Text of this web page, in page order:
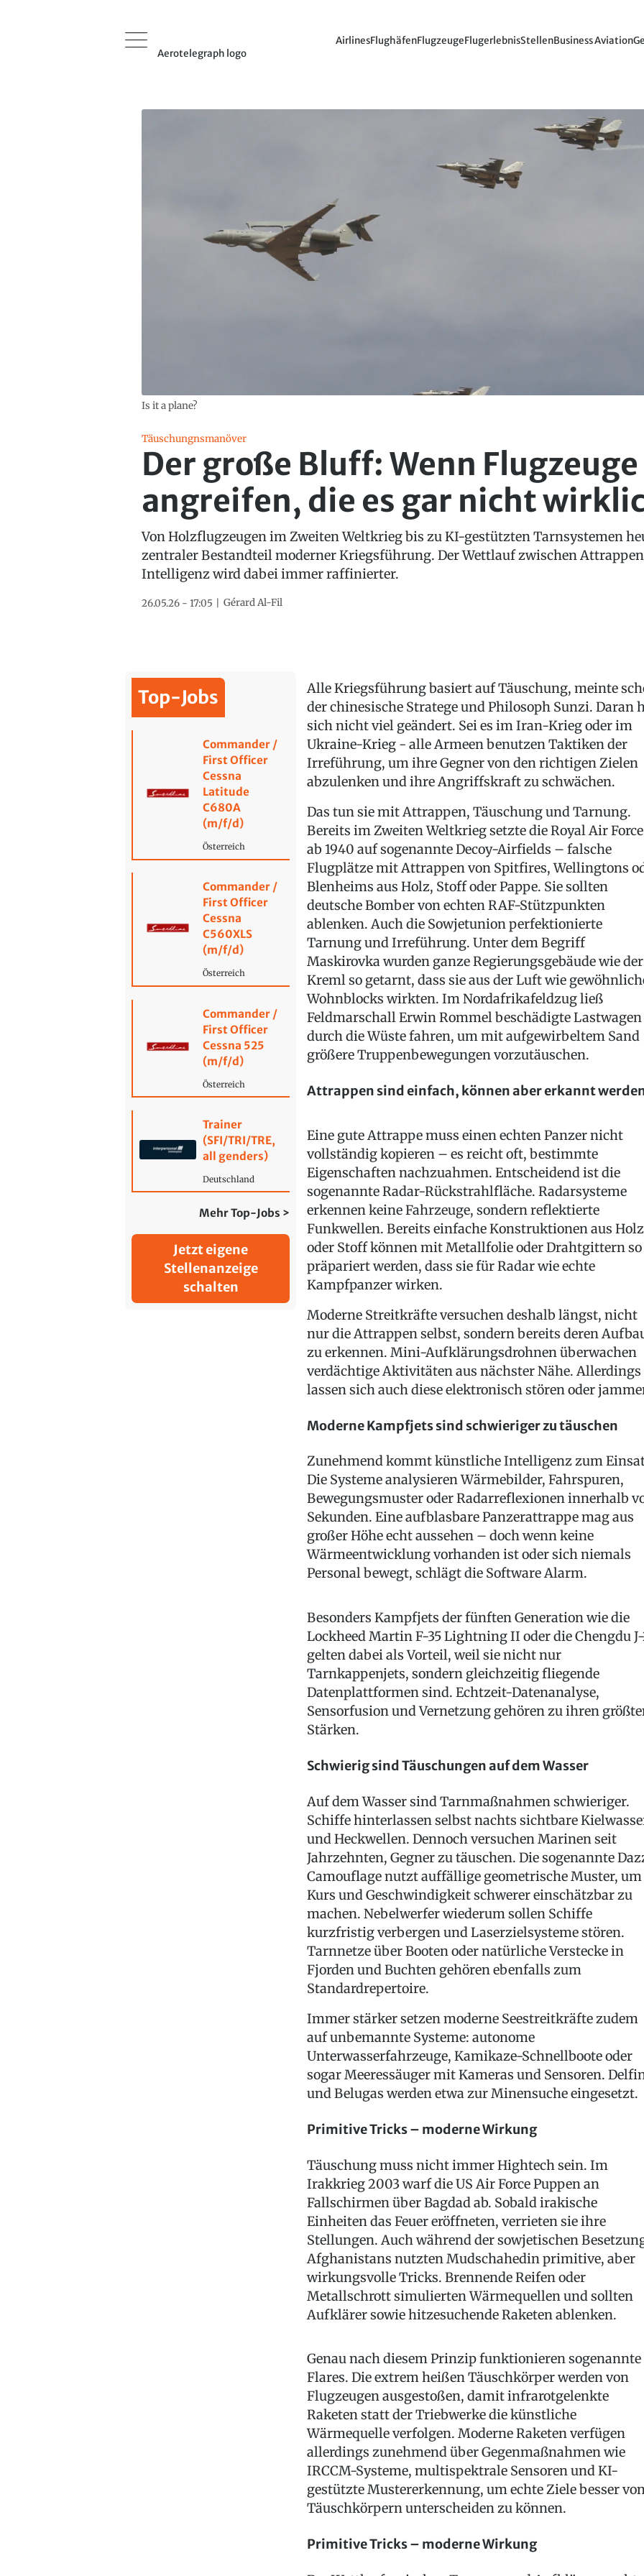
Aerotelegraph logo
AirlinesFlughäfenFlugzeugeFlugerlebnisStellenBusiness Aviation
Is it a plane?
Täuschungnsmanöver
Der große Bluff: Wenn
angreifen, die es gar nicht
Von Holzflugzeugen im Zweiten Weltkrieg bis zu KI-gestützten Tarnsystemen
zentraler Bestandteil moderner Kriegsführung. Der Wettlauf zwischen
Intelligenz wird dabei immer raffinierter.
26.05.26 - 17:05 Gérard Al-Fil
Top-Jobs
Commander /
First Officer
Cessna
Latitude
C680A
(m/f/d)
Österreich
Commander /
First Officer
Cessna
C560XLS
(m/f/d)
Österreich
Commander /
First Officer
Cessna 525
(m/f/d)
Österreich
Trainer
(SFI/TRI/TRE,
all genders)
Deutschland
Mehr Top-Jobs >
Jetzt eigene
Stellenanzeige
schalten
Alle Kriegsführung basiert auf Täuschung, meinte
der chinesische Stratege und Philosoph Sunzi. Daran
sich nicht viel geändert. Sei es im Iran-Krieg oder im
Ukraine-Krieg - alle Armeen benutzen Taktiken der
Irreführung, um ihre Gegner von den richtigen Zielen
abzulenken und ihre Angriffskraft zu schwächen.
Das tun sie mit Attrappen, Täuschung und Tarnung.
Bereits im Zweiten Weltkrieg setzte die Royal Air Force
ab 1940 auf sogenannte Decoy-Airfields – falsche
Flugplätze mit Attrappen von Spitfires, Wellingtons
Blenheims aus Holz, Stoff oder Pappe. Sie sollten
deutsche Bomber von echten RAF-Stützpunkten
ablenken. Auch die Sowjetunion perfektionierte
Tarnung und Irreführung. Unter dem Begriff
Maskirovka wurden ganze Regierungsgebäude wie der
Kreml so getarnt, dass sie aus der Luft wie
Wohnblocks wirkten. Im Nordafrikafeldzug ließ
Feldmarschall Erwin Rommel beschädigte Lastwagen
durch die Wüste fahren, um mit aufgewirbeltem Sand
größere Truppenbewegungen vorzutäuschen.
Attrappen sind einfach, können aber erkannt
Eine gute Attrappe muss einen echten Panzer nicht
vollständig kopieren – es reicht oft, bestimmte
Eigenschaften nachzuahmen. Entscheidend ist die
sogenannte Radar-Rückstrahlfläche. Radarsysteme
erkennen keine Fahrzeuge, sondern reflektierte
Funkwellen. Bereits einfache Konstruktionen aus Holz
oder Stoff können mit Metallfolie oder Drahtgittern so
präpariert werden, dass sie für Radar wie echte
Kampfpanzer wirken.
Moderne Streitkräfte versuchen deshalb längst, nicht
nur die Attrappen selbst, sondern bereits deren
zu erkennen. Mini-Aufklärungsdrohnen überwachen
verdächtige Aktivitäten aus nächster Nähe. Allerdings
lassen sich auch diese elektronisch stören oder
Moderne Kampfjets sind schwieriger zu täuschen
Zunehmend kommt künstliche Intelligenz zum
Die Systeme analysieren Wärmebilder, Fahrspuren,
Bewegungsmuster oder Radarreflexionen innerhalb
Sekunden. Eine aufblasbare Panzerattrappe mag aus
großer Höhe echt aussehen – doch wenn keine
Wärmeentwicklung vorhanden ist oder sich niemals
Personal bewegt, schlägt die Software Alarm.
Besonders Kampfjets der fünften Generation wie die
Lockheed Martin F-35 Lightning II oder die Chengdu
gelten dabei als Vorteil, weil sie nicht nur
Tarnkappenjets, sondern gleichzeitig fliegende
Datenplattformen sind. Echtzeit-Datenanalyse,
Sensorfusion und Vernetzung gehören zu ihren
Stärken.
Schwierig sind Täuschungen auf dem Wasser
Auf dem Wasser sind Tarnmaßnahmen schwieriger.
Schiffe hinterlassen selbst nachts sichtbare
und Heckwellen. Dennoch versuchen Marinen seit
Jahrzehnten, Gegner zu täuschen. Die sogenannte
Camouflage nutzt auffällige geometrische Muster, um
Kurs und Geschwindigkeit schwerer einschätzbar zu
machen. Nebelwerfer wiederum sollen Schiffe
kurzfristig verbergen und Laserzielsysteme stören.
Tarnnetze über Booten oder natürliche Verstecke in
Fjorden und Buchten gehören ebenfalls zum
Standardrepertoire.
Immer stärker setzen moderne Seestreitkräfte zudem
auf unbemannte Systeme: autonome
Unterwasserfahrzeuge, Kamikaze-Schnellboote oder
sogar Meeressäuger mit Kameras und Sensoren.
und Belugas werden etwa zur Minensuche eingesetzt.
Primitive Tricks – moderne Wirkung
Täuschung muss nicht immer Hightech sein. Im
Irakkrieg 2003 warf die US Air Force Puppen an
Fallschirmen über Bagdad ab. Sobald irakische
Einheiten das Feuer eröffneten, verrieten sie ihre
Stellungen. Auch während der sowjetischen
Afghanistans nutzten Mudschahedin primitive, aber
wirkungsvolle Tricks. Brennende Reifen oder
Metallschrott simulierten Wärmequellen und sollten
Aufklärer sowie hitzesuchende Raketen ablenken.
Genau nach diesem Prinzip funktionieren sogenannte
Flares. Die extrem heißen Täuschkörper werden von
Flugzeugen ausgestoßen, damit infrarotgelenkte
Raketen statt der Triebwerke die künstliche
Wärmequelle verfolgen. Moderne Raketen verfügen
allerdings zunehmend über Gegenmaßnahmen wie
IRCCM-Systeme, multispektrale Sensoren und KI-
gestützte Mustererkennung, um echte Ziele besser
Täuschkörpern unterscheiden zu können.
Primitive Tricks – moderne Wirkung